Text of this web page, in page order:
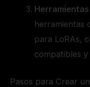
herramientas
para LoRAs,
compatibles y
Pasos para Crear